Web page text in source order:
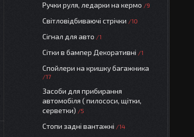
Ручки руля, ледарки на кермо 9
Світловідбиваючі стрічки 10
Сігнал для авто 1
Сітки в бампер Декоративні 1
Спойлери на кришку багажника
17
Засоби для прибирання
автомобіля ( пилососи, щітки,
серветки)
5
Стопи задні вантажні 14